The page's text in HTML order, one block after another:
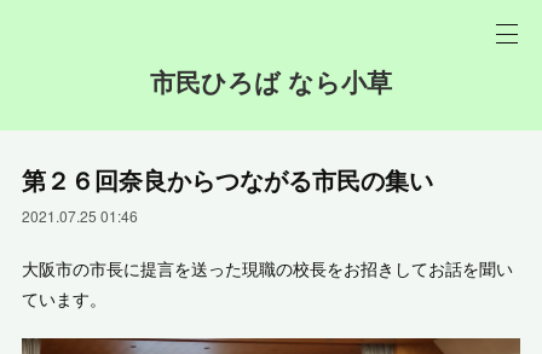
市民ひろば なら小草
第２６回奈良からつながる市民の集い
2021.07.25 01:46
大阪市の市長に提言を送った現職の校長をお招きしてお話を聞い
ています。